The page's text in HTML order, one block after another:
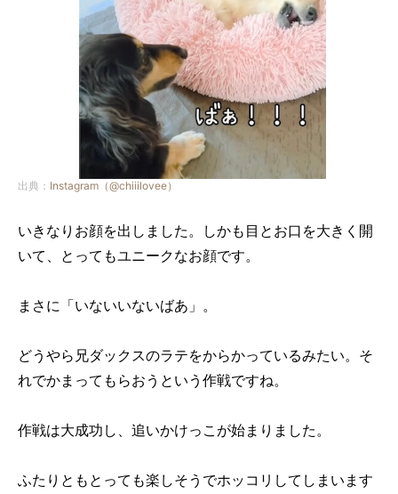
出典： Instagram（@chiiilovee）
いきなりお顔を出しました。しかも目とお口を大きく開
いて、とってもユニークなお顔です。
まさに「いないいないばあ」。
どうやら兄ダックスのラテをからかっているみたい。そ
れでかまってもらおうという作戦ですね。
作戦は大成功し、追いかけっこが始まりました。
ふたりともとっても楽しそうでホッコリしてしまいます